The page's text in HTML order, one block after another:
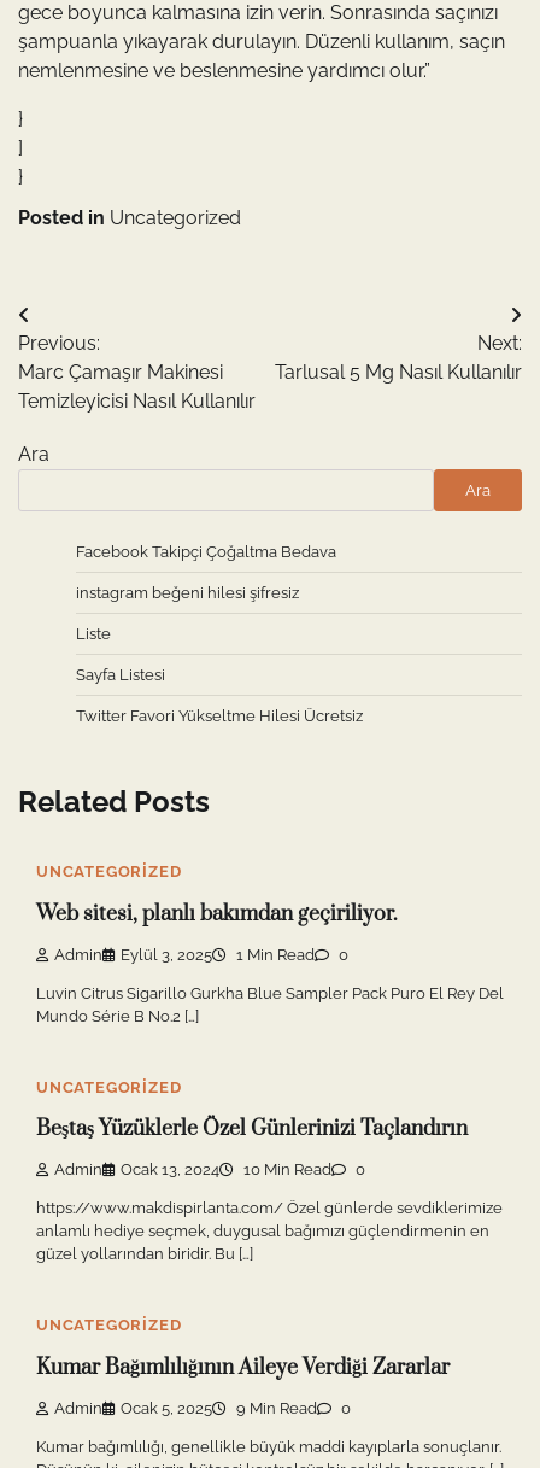
gece boyunca kalmasına izin verin. Sonrasında saçınızı
şampuanla yıkayarak durulayın. Düzenli kullanım, saçın
nemlenmesine ve beslenmesine yardımcı olur.”
}
]
}
Posted in Uncategorized
Yazı
gezinmesi
Previous:
Marc Çamaşır Makinesi
Temizleyicisi Nasıl Kullanılır
Next:
Tarlusal 5 Mg Nasıl Kullanılır
Ara
Ara
Facebook Takipçi Çoğaltma Bedava
instagram beğeni hilesi şifresiz
Liste
Sayfa Listesi
Twitter Favori Yükseltme Hilesi Ücretsiz
Related Posts
UNCATEGORIZED
Web sitesi, planlı bakımdan geçiriliyor.
Admin Eylül 3, 2025 1 Min Read 0
Luvin Citrus Sigarillo Gurkha Blue Sampler Pack Puro El Rey Del
Mundo Série B No.2 […]
UNCATEGORIZED
Beştaş Yüzüklerle Özel Günlerinizi Taçlandırın
Admin Ocak 13, 2024 10 Min Read 0
https://www.makdispirlanta.com/ Özel günlerde sevdiklerimize
anlamlı hediye seçmek, duygusal bağımızı güçlendirmenin en
güzel yollarından biridir. Bu […]
UNCATEGORIZED
Kumar Bağımlılığının Aileye Verdiği Zararlar
Admin Ocak 5, 2025 9 Min Read 0
Kumar bağımlılığı, genellikle büyük maddi kayıplarla sonuçlanır.